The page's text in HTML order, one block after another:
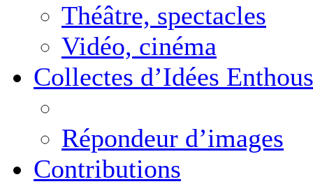
Théâtre, spectacles
Vidéo, cinéma
Collectes d’Idées
Répondeur d’images
Contributions